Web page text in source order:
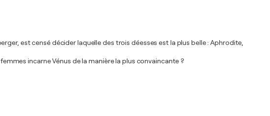
est censé décider laquelle des trois déesses est la plus belle : Aphrodite,
incarne Vénus de la manière la plus convaincante ?